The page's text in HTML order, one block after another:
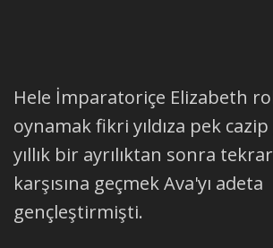
Hele İmparatoriçe Elizabeth
oynamak fikri yıldıza pek
yıllık bir ayrılıktan sonra
karşısına geçmek Ava'yı adeta
gençleştirmişti.